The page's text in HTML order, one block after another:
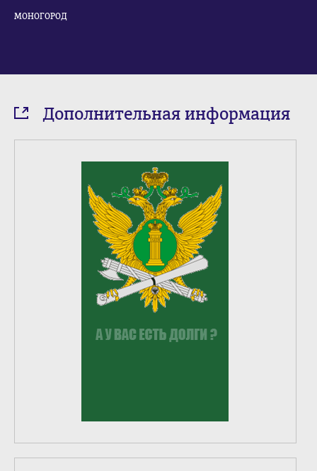
МОНОГОРОД
Дополнительная информация